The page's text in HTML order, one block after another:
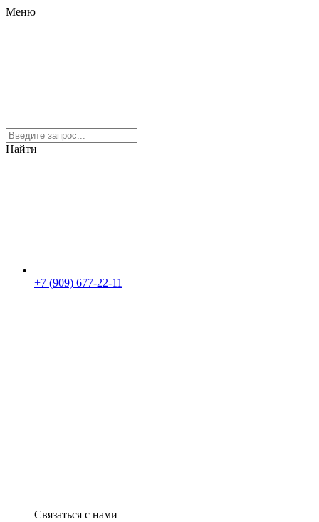
Меню
Найти
+7 (909) 677-22-11
Связаться с нами